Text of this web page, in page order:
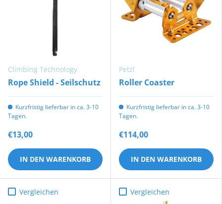
Climbing Technology
Rope Shield - Seilschutz
Kurzfristig lieferbar in ca. 3-10
Tagen.
€13,00
IN DEN WARENKORB
Petzl
Roller Coaster
Kurzfristig lieferbar in ca. 3-10
Tagen.
€114,00
IN DEN WARENKORB
Vergleichen Vergleichen